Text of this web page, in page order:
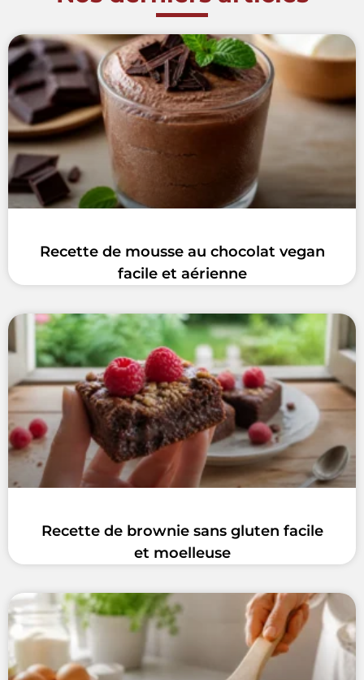
Recette de mousse au chocolat vegan
facile et aérienne
Recette de brownie sans gluten facile
et moelleuse